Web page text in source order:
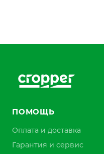
ПОМОЩЬ
Оплата и доставка
Гарантия и сервис